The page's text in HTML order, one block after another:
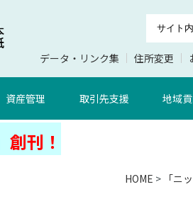
データ・リンク集 住所変更
資産管理 取引先支援 地域
創刊！
HOME > 「ニ